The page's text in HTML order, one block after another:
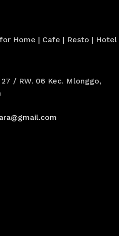
Home | Cafe | Resto | Hotel
/ RW. 06 Kec. Mlonggo,